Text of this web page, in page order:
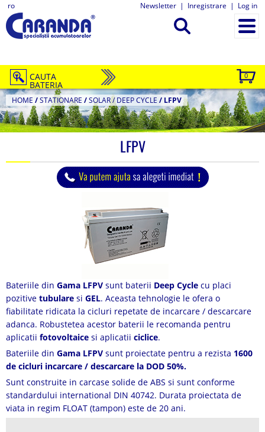
ro Newsletter | Inregistrare | Log in
0
CAUTA
BATERIA
HOME /STATIONARE /SOLAR / DEEP CYCLE / LFPV
LFPV
Bateriile din Gama LFPV sunt baterii Deep Cycle cu placi
pozitive tubulare si GEL. Aceasta tehnologie le ofera o
fiabilitate ridicata la cicluri repetate de incarcare / descarcare
adanca. Robustetea acestor baterii le recomanda pentru
aplicatii fotovoltaice si aplicatii ciclice.
Bateriile din Gama LFPV sunt proiectate pentru a rezista 1600
de cicluri incarcare / descarcare la DOD 50%.
Sunt construite in carcase solide de ABS si sunt conforme
standardului international DIN 40742. Durata proiectata de
viata in regim FLOAT (tampon) este de 20 ani.